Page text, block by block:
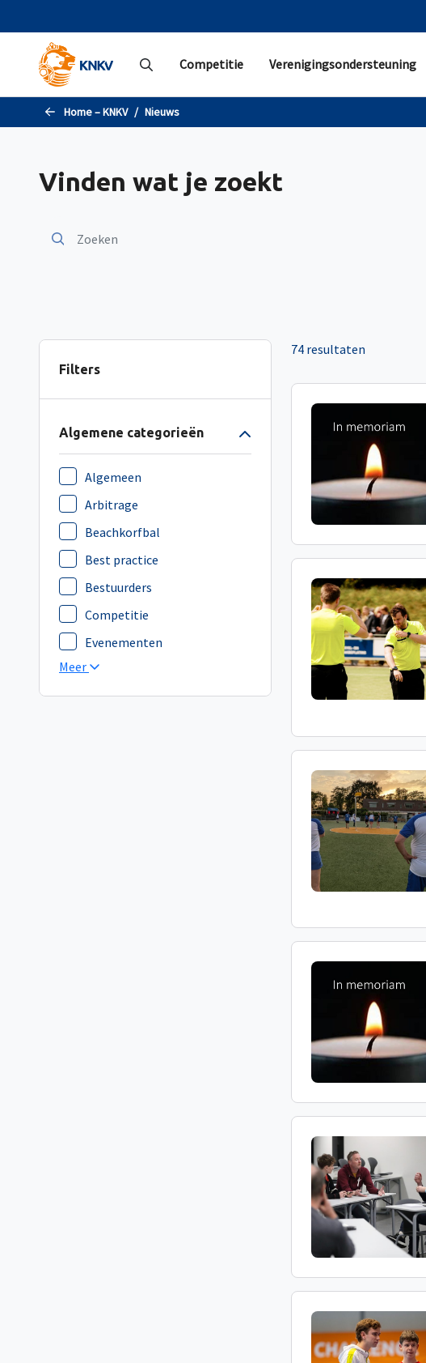
Competitie Verenigingsondersteuning
Home – KNKV Nieuws
Vinden wat je zoekt
Filters
Algemene categorieën
Algemeen
Arbitrage
Beachkorfbal
Best practice
Bestuurders
Competitie
Evenementen
Meer
74 resultaten